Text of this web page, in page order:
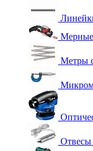
Метры
Отвесы